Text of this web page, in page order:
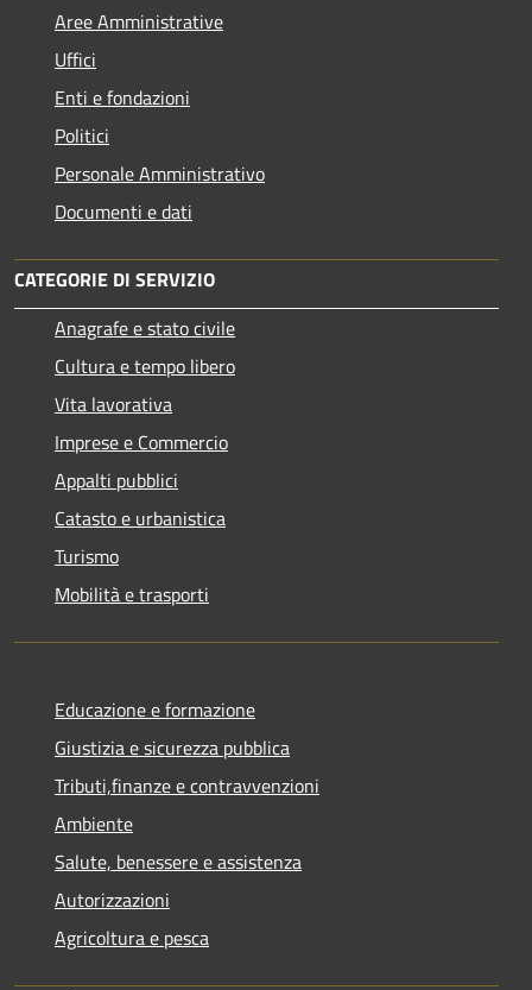
Aree Amministrative
Uffici
Enti e fondazioni
Politici
Personale Amministrativo
Documenti e dati
CATEGORIE DI SERVIZIO
Anagrafe e stato civile
Cultura e tempo libero
Vita lavorativa
Imprese e Commercio
Appalti pubblici
Catasto e urbanistica
Turismo
Mobilità e trasporti
Educazione e formazione
Giustizia e sicurezza pubblica
Tributi,finanze e contravvenzioni
Ambiente
Salute, benessere e assistenza
Autorizzazioni
Agricoltura e pesca